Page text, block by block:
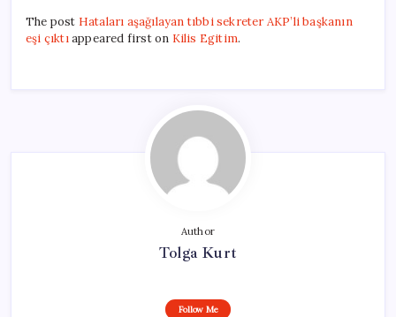
The post Hataları aşağılayan tıbbi sekreter AKP’li başkanın
eşi çıktıappeared first on Kilis Egitim.
Author
Tolga Kurt
Follow Me